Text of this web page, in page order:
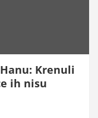
Krenuli
ih nisu